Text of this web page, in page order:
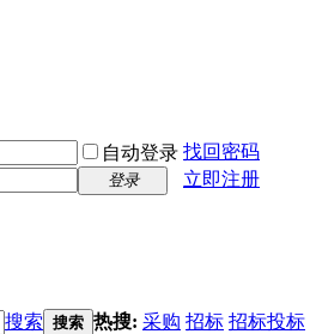
自动登录 找回密码
登录
立即注册
搜索 搜索 热搜: 采购 招标 招标投标